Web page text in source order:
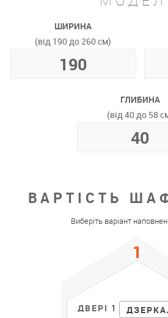
ШИРИНА
(від 190 до 260 см)
ГЛИБИНА
(від 40 до 58
ВАРТІСТЬ
Виберіть варіант
ДВЕРІ 1